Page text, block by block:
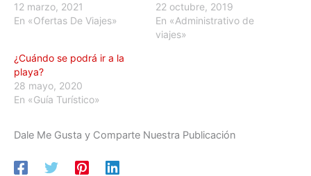
12 marzo, 2021
En «Ofertas De Viajes»
22 octubre, 2019
En «Administrativo de
viajes»
¿Cuándo se podrá ir a la
playa?
28 mayo, 2020
En «Guía Turístico»
Dale Me Gusta y Comparte Nuestra Publicación